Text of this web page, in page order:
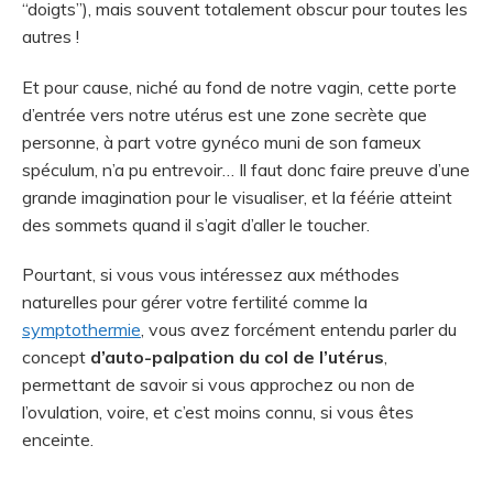
“doigts”), mais souvent totalement obscur pour toutes les
autres !
Et pour cause, niché au fond de notre vagin, cette porte
d’entrée vers notre utérus est une zone secrète que
personne, à part votre gynéco muni de son fameux
spéculum, n’a pu entrevoir… Il faut donc faire preuve d’une
grande imagination pour le visualiser, et la féérie atteint
des sommets quand il s’agit d’aller le toucher.
Pourtant, si vous vous intéressez aux méthodes
naturelles pour gérer votre fertilité comme la
symptothermie, vous avez forcément entendu parler du
concept d’auto-palpation du col de l’utérus,
permettant de savoir si vous approchez ou non de
l’ovulation, voire, et c’est moins connu, si vous êtes
enceinte.